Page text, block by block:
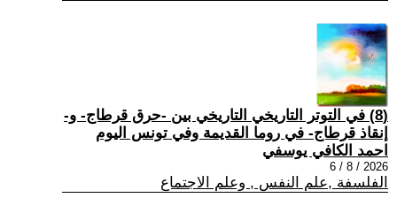
(8) في التوتر التاريخي التاريخي بين -حرق قرطاج- و-
إنقاذ قرطاج- في روما القديمة وفي تونس اليوم
احمد الكافي يوسفي
2026 / 8 / 6
الفلسفة ,علم النفس , وعلم الاجتماع